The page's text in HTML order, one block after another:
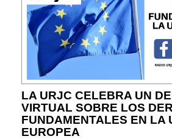
LA URJC CELEBRA UN
VIRTUAL SOBRE LOS
FUNDAMENTALES EN LA
EUROPEA